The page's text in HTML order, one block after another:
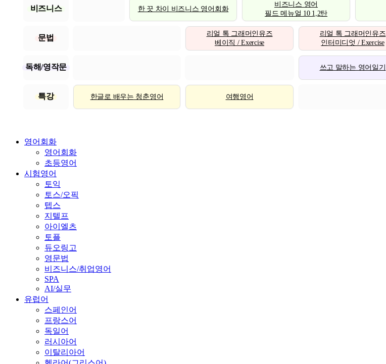
비즈니스 한 끗 차이 비즈니스 영어회화
비즈니스 영어
필드 메뉴얼 10 1,2탄
문법
리얼 톡 그래머인유즈
베이직 / Exercise
리얼 톡 그래머인유즈
인터미디엇 / Exercise
독해/영작문 쓰고 말하는 영어일기
특강 한글로 배우는 청춘영어 여행영어
영어회화
영어회화
초등영어
시험영어
토익
토스/오픽
텝스
지텔프
아이엘츠
토플
듀오링고
영문법
비즈니스/취업영어
SPA
AI/실무
유럽어
스페인어
프랑스어
독일어
러시아어
이탈리아어